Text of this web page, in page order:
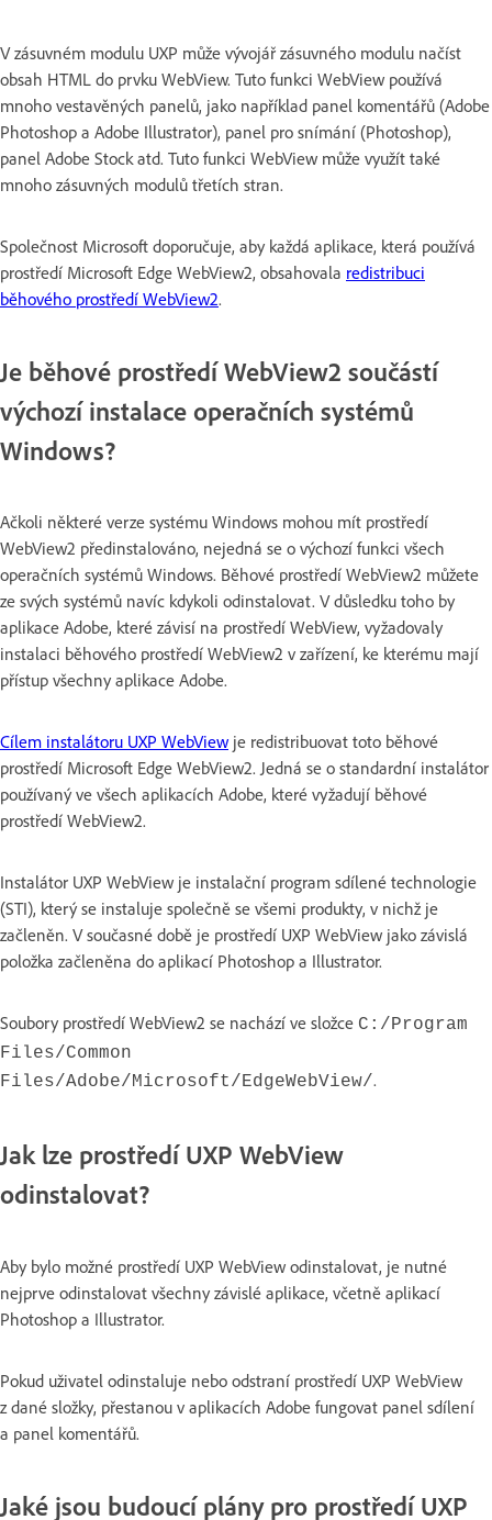
V zásuvném modulu UXP může vývojář zásuvného modulu načíst
obsah HTML do prvku WebView. Tuto funkci WebView používá
mnoho vestavěných panelů, jako například panel komentářů (Adobe
Photoshop a Adobe Illustrator), panel pro snímání (Photoshop),
panel Adobe Stock atd. Tuto funkci WebView může využít také
mnoho zásuvných modulů třetích stran.
Společnost Microsoft doporučuje, aby každá aplikace, která používá
prostředí Microsoft Edge WebView2, obsahovala redistribuci
běhového prostředí WebView2.
Je běhové prostředí WebView2 součástí
výchozí instalace operačních systémů
Windows?
Ačkoli některé verze systému Windows mohou mít prostředí
WebView2 předinstalováno, nejedná se o výchozí funkci všech
operačních systémů Windows. Běhové prostředí WebView2 můžete
ze svých systémů navíc kdykoli odinstalovat. V důsledku toho by
aplikace Adobe, které závisí na prostředí WebView, vyžadovaly
instalaci běhového prostředí WebView2 v zařízení, ke kterému mají
přístup všechny aplikace Adobe.
Cílem instalátoru UXP WebView je redistribuovat toto běhové
prostředí Microsoft Edge WebView2. Jedná se o standardní instalátor
používaný ve všech aplikacích Adobe, které vyžadují běhové
prostředí WebView2.
Instalátor UXP WebView je instalační program sdílené technologie
(STI), který se instaluje společně se všemi produkty, v nichž je
začleněn. V současné době je prostředí UXP WebView jako závislá
položka začleněna do aplikací Photoshop a Illustrator.
Soubory prostředí WebView2 se nachází ve složce C:/Program
Files/Common
Files/Adobe/Microsoft/EdgeWebView/.
Jak lze prostředí UXP WebView
odinstalovat?
Aby bylo možné prostředí UXP WebView odinstalovat, je nutné
nejprve odinstalovat všechny závislé aplikace, včetně aplikací
Photoshop a Illustrator.
Pokud uživatel odinstaluje nebo odstraní prostředí UXP WebView
z dané složky, přestanou v aplikacích Adobe fungovat panel sdílení
a panel komentářů.
Jaké jsou budoucí plány pro prostředí UXP